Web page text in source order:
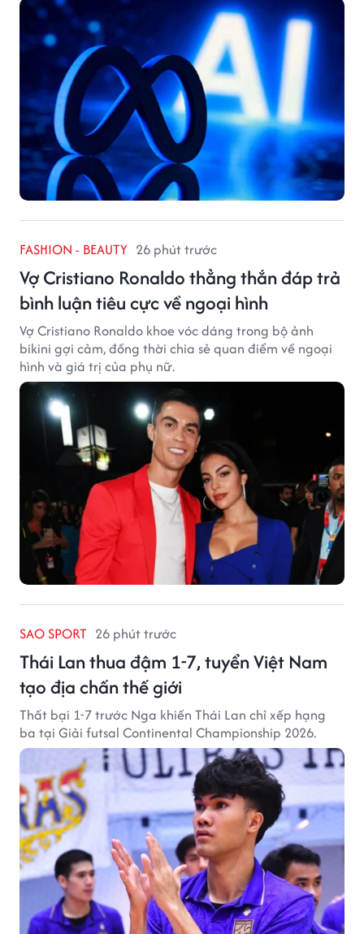
FASHION - BEAUTY 26 phút trước
Vợ Cristiano Ronaldo thẳng thắn đáp trả
bình luận tiêu cực về ngoại hình
Vợ Cristiano Ronaldo khoe vóc dáng trong bộ ảnh
bikini gợi cảm, đồng thời chia sẻ quan điểm về ngoại
hình và giá trị của phụ nữ.
SAO SPORT 26 phút trước
Thái Lan thua đậm 1-7, tuyển Việt Nam
tạo địa chấn thế giới
Thất bại 1-7 trước Nga khiến Thái Lan chỉ xếp hạng
ba tại Giải futsal Continental Championship 2026.